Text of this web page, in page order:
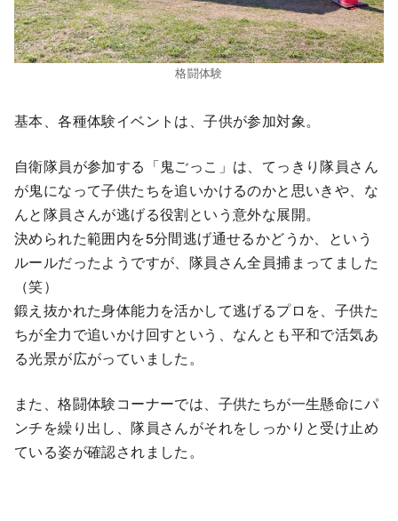
格闘体験
基本、各種体験イベントは、子供が参加対象。
自衛隊員が参加する「鬼ごっこ」は、てっきり隊員さん
が鬼になって子供たちを追いかけるのかと思いきや、な
んと隊員さんが逃げる役割という意外な展開。
決められた範囲内を5分間逃げ通せるかどうか、という
ルールだったようですが、隊員さん全員捕まってました
（笑）
鍛え抜かれた身体能力を活かして逃げるプロを、子供た
ちが全力で追いかけ回すという、なんとも平和で活気あ
る光景が広がっていました。
また、格闘体験コーナーでは、子供たちが一生懸命にパ
ンチを繰り出し、隊員さんがそれをしっかりと受け止め
ている姿が確認されました。